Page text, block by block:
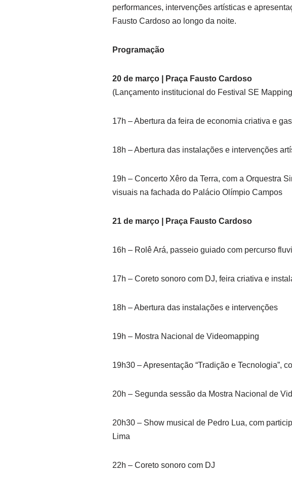
performances, intervenções artísticas e
Fausto Cardoso ao longo da noite.
Programação
20 de março | Praça Fausto Cardoso
(Lançamento institucional do Festival SE
17h – Abertura da feira de economia criativa e
18h – Abertura das instalações e intervenções
19h – Concerto Xêro da Terra, com a Orquestra
visuais na fachada do Palácio Olímpio Campos
21 de março | Praça Fausto Cardoso
16h – Rolê Ará, passeio guiado com percurso
17h – Coreto sonoro com DJ, feira criativa e
18h – Abertura das instalações e intervenções
19h – Mostra Nacional de Videomapping
19h30 – Apresentação “Tradição e Tecnologia”,
20h – Segunda sessão da Mostra Nacional de
20h30 – Show musical de Pedro Lua, com
Lima
22h – Coreto sonoro com DJ